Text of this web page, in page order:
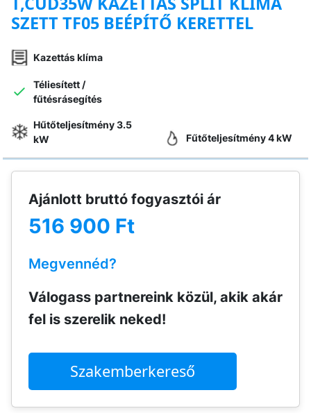
SZETT TF05 BEÉPÍTŐ KERETTEL
Hűtőteljesítmény 3.5
kW
Téliesített /
fűtésrásegítés
Kazettás klíma
Fűtőteljesítmény 4 kW
Ajánlott bruttó fogyasztói ár
516 900 Ft
Megvennéd?
Válogass partnereink közül, akik akár
fel is szerelik neked!
Szakemberkereső